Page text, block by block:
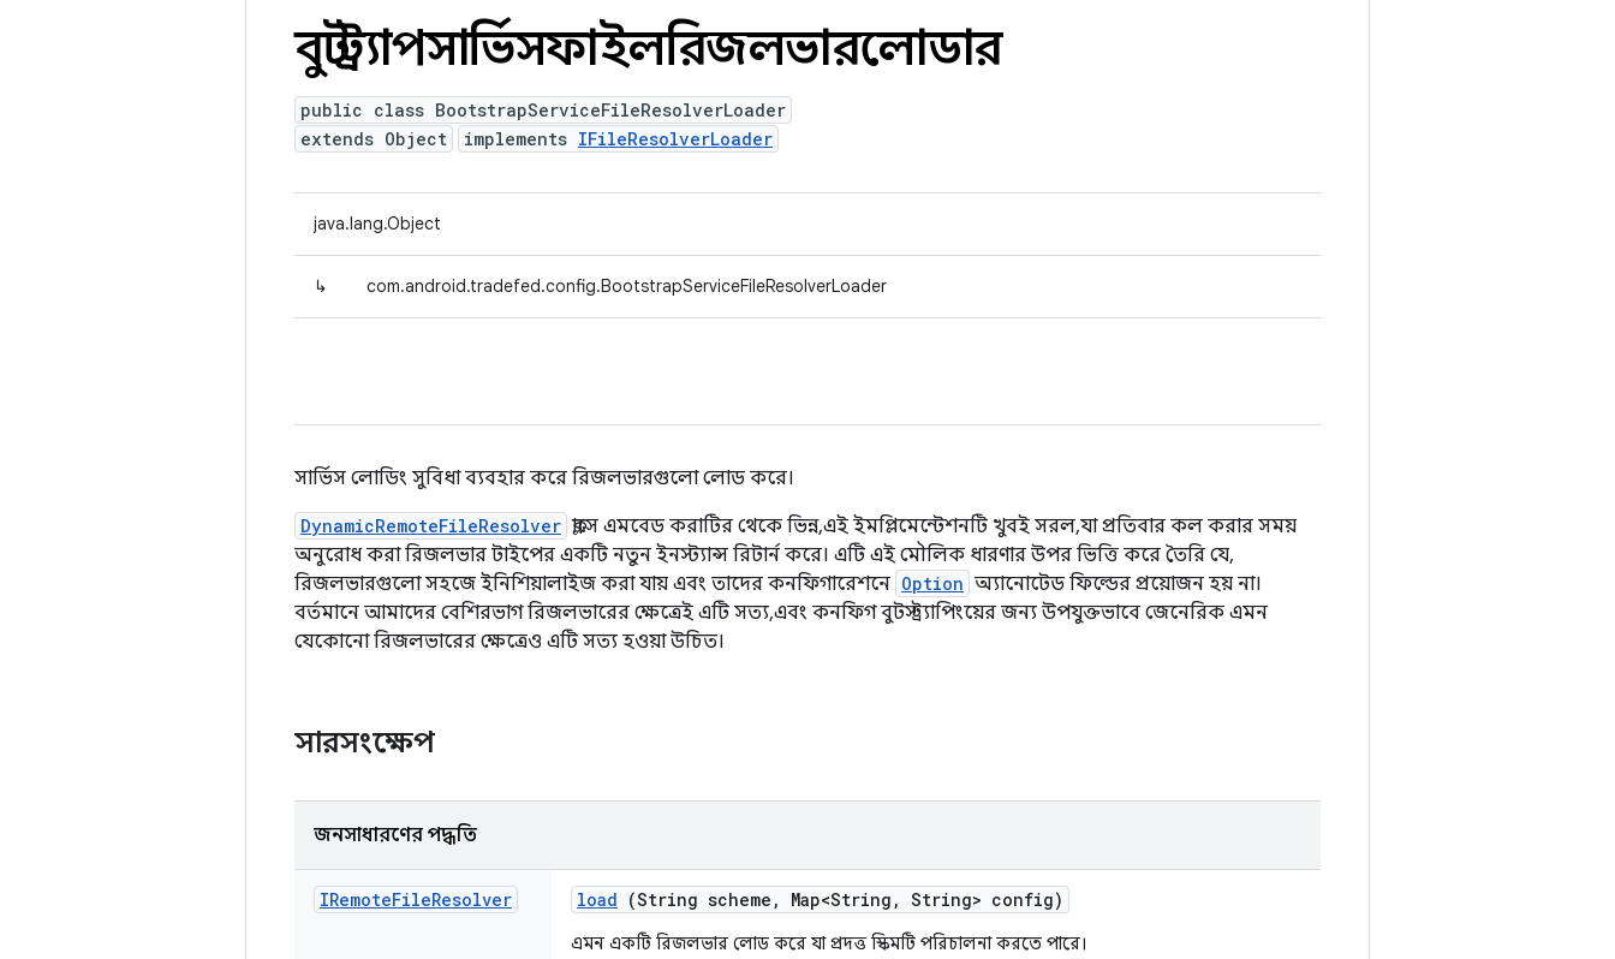
বুটস্ট্র্যাপসার্ভিসফাইলরিজলভারলোডার
public class BootstrapServiceFileResolverLoader
extends Object
implements IFileResolverLoader
java.lang.Object
↳ com.android.tradefed.config.BootstrapServiceFileResolverLoader
সার্ভিস লোডিং সুবিধা ব্যবহার করে রিজলভারগুলো লোড করে।
DynamicRemoteFileResolver ক্লাসে এমবেড করাটির থেকে ভিন্ন, এই ইমপ্লিমেন্টেশনটি খুবই সরল, যা প্রতিবার কল করার সময়
অনুরোধ করা রিজলভার টাইপের একটি নতুন ইনস্ট্যান্স রিটার্ন করে। এটি এই মৌলিক ধারণার উপর ভিত্তি করে তৈরি যে,
রিজলভারগুলো সহজে ইনিশিয়ালাইজ করা যায় এবং তাদের কনফিগারেশনে Option অ্যানোটেড ফিল্ডের প্রয়োজন হয় না।
বর্তমানে আমাদের বেশিরভাগ রিজলভারের ক্ষেত্রেই এটি সত্য, এবং কনফিগ বুটস্ট্র্যাপিংয়ের জন্য উপযুক্তভাবে জেনেরিক এমন
যেকোনো রিজলভারের ক্ষেত্রেও এটি সত্য হওয়া উচিত।
সারসংক্ষেপ
জনসাধারণের পদ্ধতি
IRemoteFileResolver load (String scheme , Map<String , String> config)
এমন একটি রিজলভার লোড করে যা প্রদত্ত স্কিমটি পরিচালনা করতে পারে।